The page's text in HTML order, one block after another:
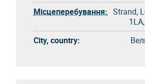
Місцеперебування: Strand,
City, country: